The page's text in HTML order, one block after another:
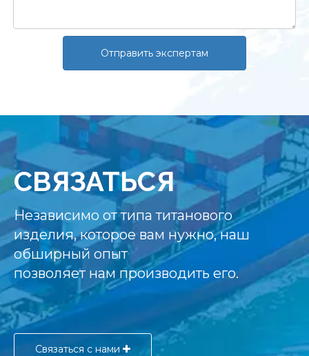
Отправить экспертам
СВЯЗАТЬСЯ
Независимо от типа титанового
изделия, которое вам нужно, наш
обширный опыт
позволяет нам производить его.
Связаться с нами